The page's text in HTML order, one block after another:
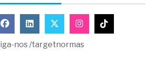
nos /targetnormas